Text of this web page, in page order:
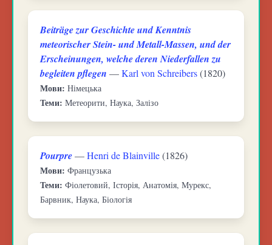
Beiträge zur Geschichte und Kenntnis
meteorischer Stein- und Metall-Massen, und der
Erscheinungen, welche deren Niederfallen zu
begleiten pflegen —Karl von Schreibers(1820)
Мови: Німецька
Теми: Метеорити, Наука, Залізо
Pourpre—Henri de Blainville(1826)
Мови: Французька
Теми: Фіолетовий, Історія, Анатомія, Мурекс,
Барвник, Наука, Біологія